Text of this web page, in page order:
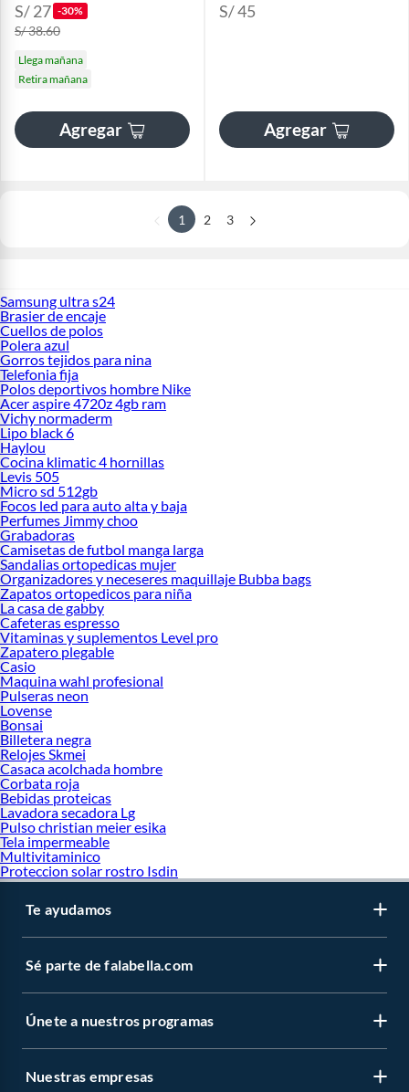
S/ 27 -30%
S/ 38.60
Llega mañana
Retira mañana
Agregar
S/ 45
Agregar
1 2 3
Samsung ultra s24
Brasier de encaje
Cuellos de polos
Polera azul
Gorros tejidos para nina
Telefonia fija
Polos deportivos hombre Nike
Acer aspire 4720z 4gb ram
Vichy normaderm
Lipo black 6
Haylou
Cocina klimatic 4 hornillas
Levis 505
Micro sd 512gb
Focos led para auto alta y baja
Perfumes Jimmy choo
Grabadoras
Camisetas de futbol manga larga
Sandalias ortopedicas mujer
Organizadores y neceseres maquillaje Bubba bags
Zapatos ortopedicos para niña
La casa de gabby
Cafeteras espresso
Vitaminas y suplementos Level pro
Zapatero plegable
Casio
Maquina wahl profesional
Pulseras neon
Lovense
Bonsai
Billetera negra
Relojes Skmei
Casaca acolchada hombre
Corbata roja
Bebidas proteicas
Lavadora secadora Lg
Pulso christian meier esika
Tela impermeable
Multivitaminico
Proteccion solar rostro Isdin
Te ayudamos
Sé parte de falabella.com
Únete a nuestros programas
Nuestras empresas